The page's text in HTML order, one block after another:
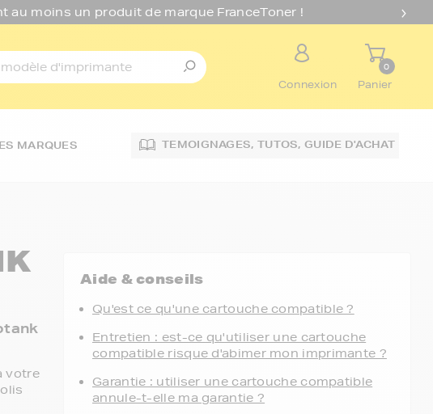
moins un produit de marque FranceToner !
Connexion
0
Panier
MARQUES TEMOIGNAGES, TUTOS,GUIDE D'ACHAT
votre
Aide & conseils
Qu'est ce qu'une cartouche compatible ?
Entretien : est-ce qu'utiliser une cartouche
compatible risque d'abimer mon imprimante ?
Garantie : utiliser une cartouche compatible
annule-t-elle ma garantie ?